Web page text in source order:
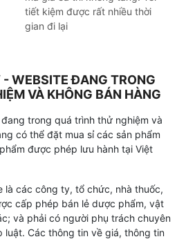
tiết kiệm được rất nhiều thời
gian đi lại
WEBSITE ĐANG TRONG
VÀ KHÔNG BÁN HÀNG
trong quá trình thử nghiệm và
có thể đặt mua sỉ các sản phẩm
được phép lưu hành tại Việt
là các công ty, tổ chức, nhà thuốc,
cấp phép bán lẻ dược phẩm, vật
và phải có người phụ trách chuyên
luật. Các thông tin về giá, thông tin